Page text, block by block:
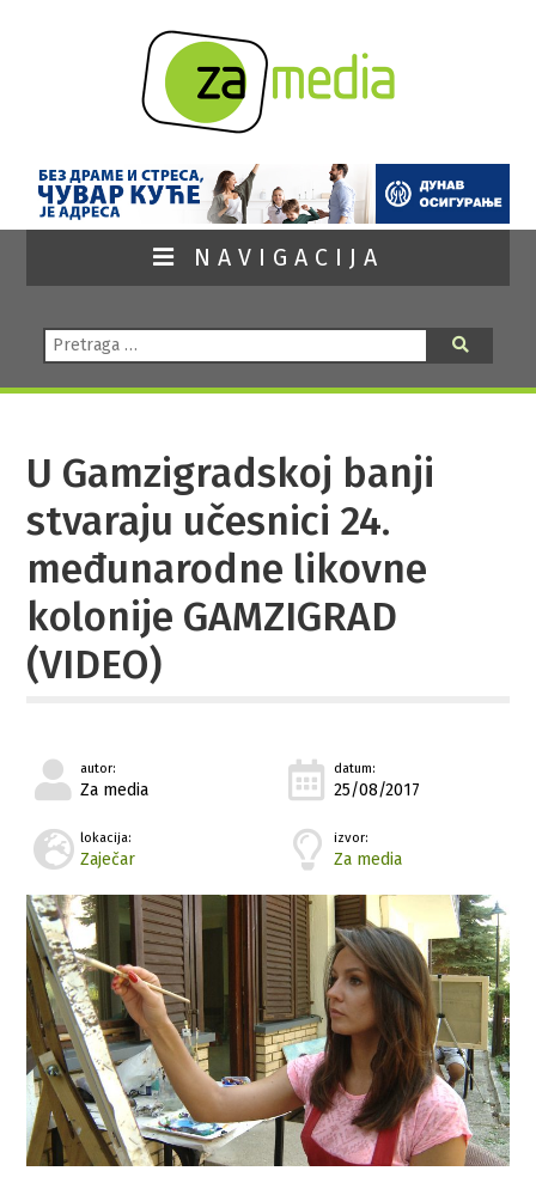
NAVIGACIJA
Pretraga:
U Gamzigradskoj banji
stvaraju učesnici 24.
međunarodne likovne
kolonije GAMZIGRAD
(VIDEO)
autor:
Za media
datum:
25/08/2017
lokacija:
Zaječar
izvor:
Za media